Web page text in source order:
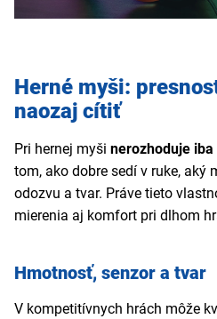
Herné myši:
naozaj cítiť
Pri hernej myši nerozhoduje iba
tom, ako dobre sedí v ruke, aký
odozvu a tvar. Práve tieto
mierenia aj komfort pri dlhom
Hmotnosť, senzor a tvar
V kompetitívnych hrách môže